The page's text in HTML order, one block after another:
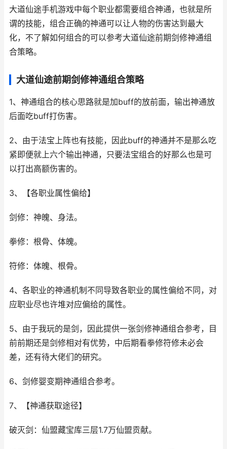
大道仙途手机游戏中每个职业都需要组合神通，也就是所
谓的技能，组合正确的神通可以让人物的伤害达到最大
化，不了解如何组合的可以参考大道仙途前期剑修神通组
合策略。
大道仙途前期剑修神通组合策略
1、神通组合的核心思路就是加buff的放前面，输出神通放
后面吃buff打伤害。
2、由于法宝上阵也有技能，因此buff的神通并不是那么吃
紧即便就上六个输出神通，只要法宝组合的好那么也是可
以打出高额伤害的。
3、【各职业属性偏给】
剑修：神魄、身法。
拳修：根骨、体魄。
符修：体魄、根骨。
4、各职业的神通机制不同导致各职业的属性偏给不同，对
应职业尽也许堆对应偏给的属性。
5、由于我玩的是剑，因此提供一张剑修神通组合参考，目
前前期还是剑修相对有优势，中后期看拳修符修未必会
差，还有待大佬们的研究。
6、剑修婴变期神通组合参考。
7、【神通获取途径】
破灭剑：仙盟藏宝库三层1.7万仙盟贡献。